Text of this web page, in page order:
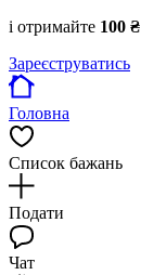
і отримайте 100 ₴
Зареєструватись
Головна
Список бажань
Подати
Чат